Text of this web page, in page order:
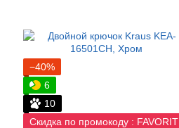
−40%
6
10
Скидка по промокоду : FAVORIT